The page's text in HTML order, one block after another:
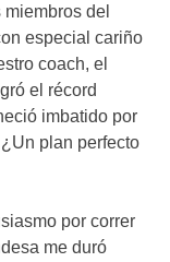
del
especial cariño
coach, el
el récord
imbatido por
plan perfecto
por correr
me duró